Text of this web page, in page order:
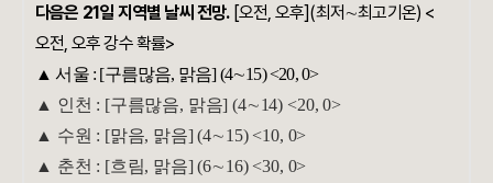
다음은 21일 지역별 날씨 전망.[오전, 오후](최저∼최고기온) <
오전, 오후 강수 확률>
▲ 서울 : [구름많음, 맑음] (4∼15) <20, 0>
▲ 인천 : [구름많음, 맑음] (4∼14) <20, 0>
▲ 수원 : [맑음, 맑음] (4∼15) <10, 0>
▲ 춘천 : [흐림, 맑음] (6∼16) <30, 0>